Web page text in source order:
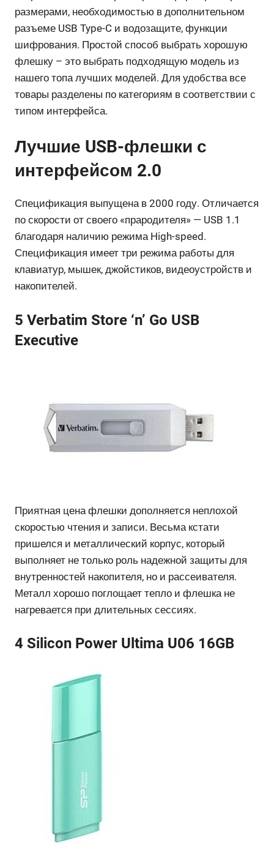
размерами, необходимостью в дополнительном
разъеме USB Type-C и водозащите, функции
шифрования. Простой способ выбрать хорошую
флешку – это выбрать подходящую модель из
нашего топа лучших моделей. Для удобства все
товары разделены по категориям в соответствии с
типом интерфейса.
Лучшие USB-флешки с
интерфейсом 2.0
Спецификация выпущена в 2000 году. Отличается
по скорости от своего «прародителя» — USB 1.1
благодаря наличию режима High-speed.
Спецификация имеет три режима работы для
клавиатур, мышек, джойстиков, видеоустройств и
накопителей.
5 Verbatim Store ‘n’ Go USB
Executive
Приятная цена флешки дополняется неплохой
скоростью чтения и записи. Весьма кстати
пришелся и металлический корпус, который
выполняет не только роль надежной защиты для
внутренностей накопителя, но и рассеивателя.
Металл хорошо поглощает тепло и флешка не
нагревается при длительных сессиях.
4 Silicon Power Ultima U06 16GB